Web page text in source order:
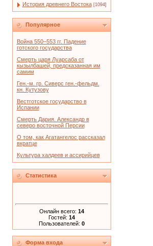
История древнего Востока [1094]
Популярное
Война 550–553 гг. Падение
готского государства
Смерть царя Луарсаба от
кызылбашей, предсказанная им
самим
Ген.-м. гр. Сиверс ген.-фельдм.
кн. Кутузову
Вестготское государство в
Испании
Смерть Дария. Александр в
северо восточной Персии
О том, как Агатангелос рассказал
вкратце
Культура халдеев и ассирийцев
Статистика
Онлайн всего: 14
Гостей: 14
Пользователей: 0
Форма входа